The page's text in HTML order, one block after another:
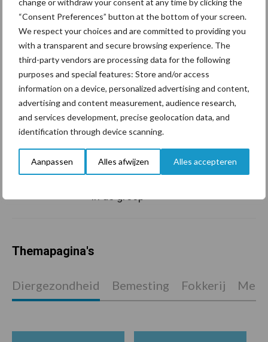
change or withdraw your consent at any time by clicking the
“Consent Preferences” button at the bottom of your screen.
We respect your choices and are committed to providing you
with a transparent and secure browsing experience. The
third-party vendors are processing data for the following
purposes and special features: Store and/or access
information on a device, personalized advertising and content,
advertising and content measurement, audience research,
and services development, precise geolocation data, and
identification through device scanning.
Aanpassen Alles afwijzen Alles accepteren
ware: omzet groeit,
nettoresultaat daalt
Machines en werktuigen
gewild doelwit criminelen
Grondstoffenmarkt blijft
grillig: droogte en
Themapagina's
Diergezondheid Bemesting Fokkerij